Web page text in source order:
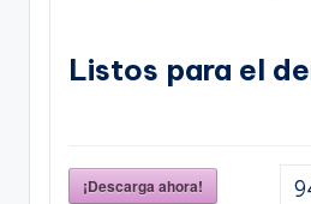
Listos para el
¡Descarga ahora!